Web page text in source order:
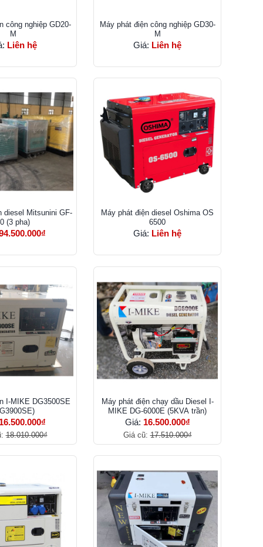
công nghiệp GD20-
M
Liên hệ
Máy phát điện công nghiệp GD30-
M
Giá: Liên hệ
diesel Mitsunini GF-
(3 pha)
Máy phát điện diesel Oshima OS
6500
Giá: Liên hệ
I-MIKE DG3500SE
16.500.000₫
18.010.000₫
Máy phát điện chạy dầu Diesel I-
MIKE DG-6000E (5KVA trần)
Giá: 16.500.000₫
Giá cũ:17.510.000₫